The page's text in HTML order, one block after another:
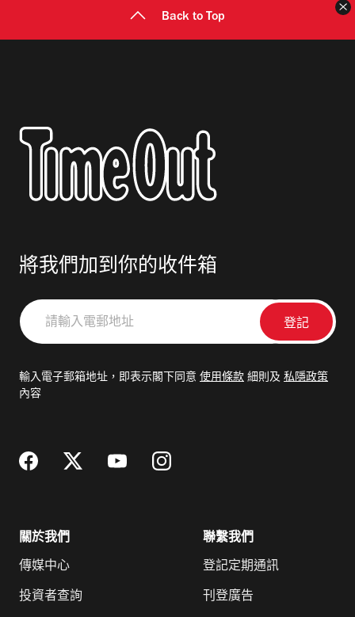
Back to Top
將我們加到你的收件箱
請
輸
郵
輸入電子郵箱地址，即表示閣下同意 使用條款 細則及 私隱政策
內容
關於我們
傳媒中心
投資者查詢
聯繫我們
登記定期通訊
刊登廣告